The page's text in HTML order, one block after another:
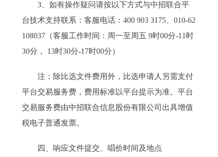
3、如有操作疑问请按以下方式与中招联合平
台技术支持联系：客服电话：400 903 3175、010-62
108037（客服工作时间：周一至周五 9时00分-11时
30分， 13时30分-17时00分）
注：除比选文件费用外，比选申请人另需支付
平台交易服务费，费用标准以平台提示为准。平台
交易服务费由中招联合信息股份有限公司出具增值
税电子普通发票。
四、响应文件提交、唱价时间及地点